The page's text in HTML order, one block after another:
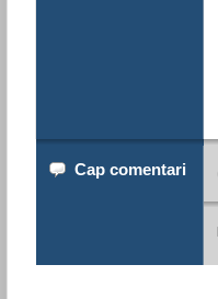
Cap comentari